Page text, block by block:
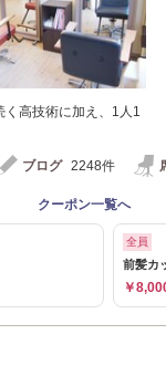
高技術に加え、1人1
ブログ 2248件
クーポン一覧へ
全員
前髪カ
￥